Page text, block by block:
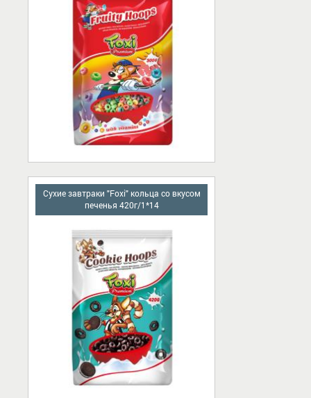
Сухие завтраки "Foxi" кольца со вкусом
печенья 420г/1*14